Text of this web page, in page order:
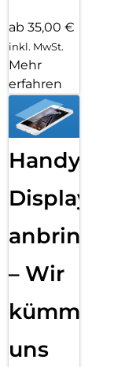
ab 35,00 €
inkl. MwSt.
Mehr
erfahren
Handy
Displayfolie
anbringen
– Wir
kümmern
uns